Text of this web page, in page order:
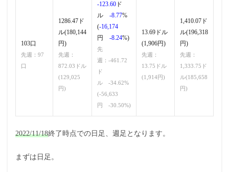
103口
先週：97
口
1286.47ド
ル(180,144
円)
先週：
872.03ドル
(129,025
円)
-123.60 ド
ル -8.77%
(-16,174
円 -8.24%)
先
週：-461.72
ド
ル -34.62%
(-56,633
円 -30.50%)
13.69ドル
(1,906円)
先週：
13.75ドル
(1,914円)
1,410.07ド
ル(196,318
円)
先週：
1,333.75ド
ル(185,658
円)
2022/11/18終了時点での日足、週足となります。
まずは日足。